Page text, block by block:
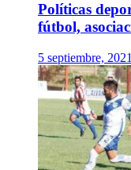
Políticas
fútbol,
5 septiembre, 2021